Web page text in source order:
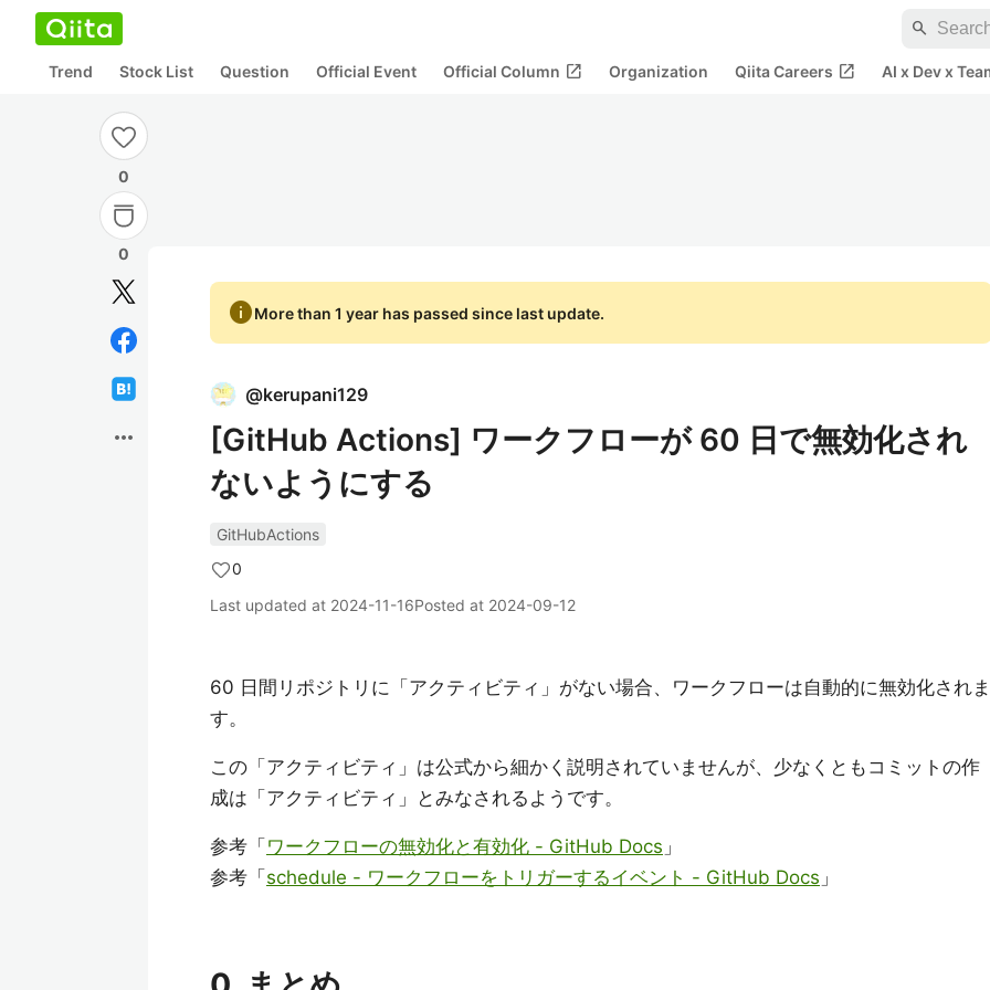
search
Trend Stock List Question Official Event Official Column open_in_new Organization Qiita Careers open_in_new AI x Dev x
0
0
more_horiz
infoMore than 1 year has passed since last update.
@kerupani129
[GitHub Actions] ワークフローが 60 日で無効化され
ないようにする
GitHubActions
0
Last updated at 2024-11-16Posted at 2024-09-12
60 日間リポジトリに「アクティビティ」がない場合、ワークフローは自動的に無効化されま
す。
この「アクティビティ」は公式から細かく説明されていませんが、少なくともコミットの作
成は「アクティビティ」とみなされるようです。
参考「 ワークフローの無効化と有効化 - GitHub Docs 」
参考「 schedule - ワークフローをトリガーするイベント - GitHub Docs 」